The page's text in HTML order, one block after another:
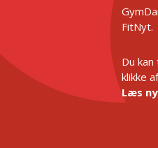
FitNyt.
Du
klikke
Læs